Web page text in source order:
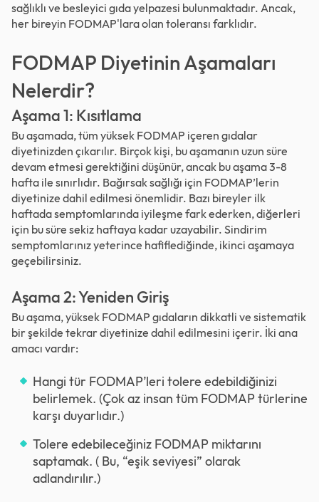
sağlıklı ve besleyici gıda yelpazesi bulunmaktadır. Ancak,
her bireyin FODMAP'lara olan toleransı farklıdır.
FODMAP Diyetinin Aşamaları
Nelerdir?
Aşama 1: Kısıtlama
Bu aşamada, tüm yüksek FODMAP içeren gıdalar
diyetinizden çıkarılır. Birçok kişi, bu aşamanın uzun süre
devam etmesi gerektiğini düşünür, ancak bu aşama 3-8
hafta ile sınırlıdır. Bağırsak sağlığı için FODMAP’lerin
diyetinize dahil edilmesi önemlidir. Bazı bireyler ilk
haftada semptomlarında iyileşme fark ederken, diğerleri
için bu süre sekiz haftaya kadar uzayabilir. Sindirim
semptomlarınız yeterince hafiflediğinde, ikinci aşamaya
geçebilirsiniz.
Aşama 2: Yeniden Giriş
Bu aşama, yüksek FODMAP gıdaların dikkatli ve sistematik
bir şekilde tekrar diyetinize dahil edilmesini içerir. İki ana
amacı vardır:
Hangi tür FODMAP’leri tolere edebildiğinizi
belirlemek. (Çok az insan tüm FODMAP türlerine
karşı duyarlıdır.)
Tolere edebileceğiniz FODMAP miktarını
saptamak. ( Bu, “eşik seviyesi” olarak
adlandırılır.)